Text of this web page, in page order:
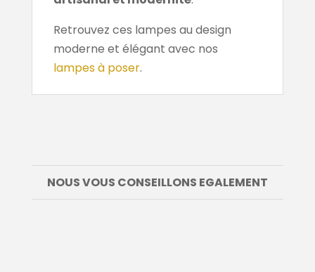
Retrouvez ces lampes au design
moderne et élégant avec nos
lampes à poser.
NOUS VOUS CONSEILLONS EGALEMENT